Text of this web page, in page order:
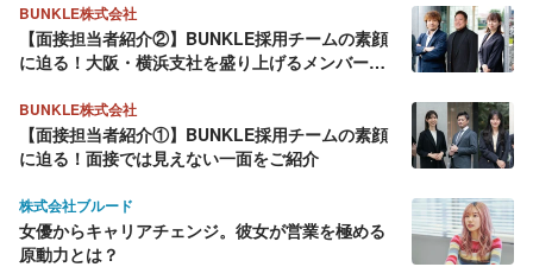
BUNKLE株式会社
【面接担当者紹介②】BUNKLE採用チームの素顔
に迫る！大阪・横浜支社を盛り上げるメンバーを
BUNKLE株式会社
【面接担当者紹介①】BUNKLE採用チームの素顔
に迫る！面接では見えない一面をご紹介
株式会社ブルード
女優からキャリアチェンジ。彼女が営業を極める
原動力とは？